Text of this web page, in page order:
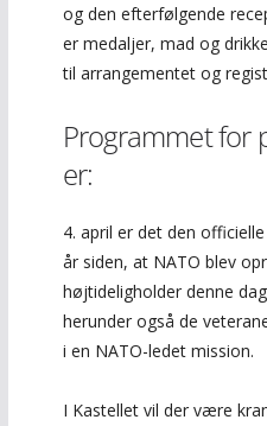
og den efterfølgende
er medaljer, mad og
til arrangementet og
Programmet for
er:
4. april er det den
år siden, at NATO blev
højtideligholder denne
herunder også de
i en NATO-ledet mission.
I Kastellet vil der være